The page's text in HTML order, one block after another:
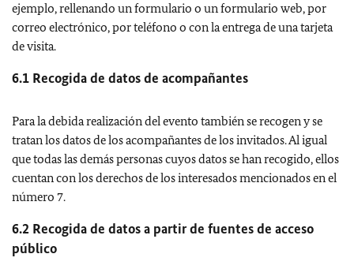
ejemplo, rellenando un formulario o un formulario web, por
correo electrónico, por teléfono o con la entrega de una tarjeta
de visita.
6.1 Recogida de datos de acompañantes
Para la debida realización del evento también se recogen y se
tratan los datos de los acompañantes de los invitados. Al igual
que todas las demás personas cuyos datos se han recogido, ellos
cuentan con los derechos de los interesados mencionados en el
número 7.
6.2 Recogida de datos a partir de fuentes de acceso
público